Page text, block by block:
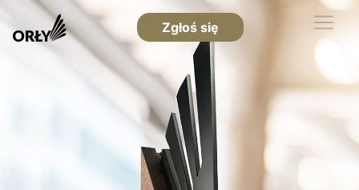
Zgłoś się